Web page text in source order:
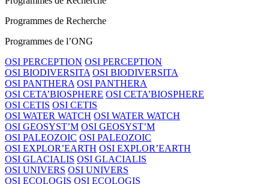
Programmes de Recherche
Programmes de l’ONG
OSI PERCEPTION OSI PERCEPTION
OSI BIODIVERSITA OSI BIODIVERSITA
OSI PANTHERA OSI PANTHERA
OSI CETA’BIOSPHERE OSI CETA’BIOSPHERE
OSI CETIS OSI CETIS
OSI WATER WATCH OSI WATER WATCH
OSI GEOSYST’M OSI GEOSYST’M
OSI PALEOZOIC OSI PALEOZOIC
OSI EXPLOR’EARTH OSI EXPLOR’EARTH
OSI GLACIALIS OSI GLACIALIS
OSI UNIVERS OSI UNIVERS
OSI ECOLOGIS OSI ECOLOGIS